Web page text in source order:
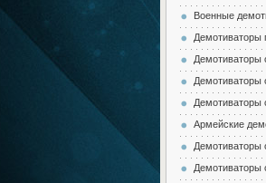
Военные
Демотиваторы
Демотиваторы
Демотиваторы
Демотиваторы
Армейские
Демотиваторы
Демотиваторы